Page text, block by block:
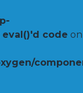
code